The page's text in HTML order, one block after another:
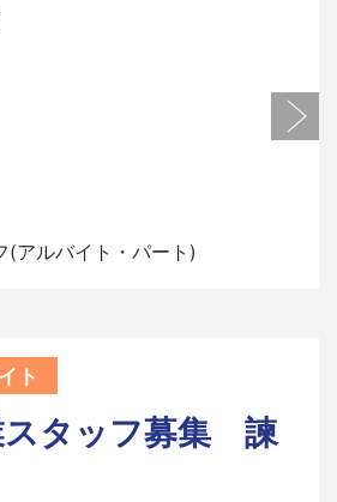
(アルバイト・パート)
ト
スタッフ募集 諫